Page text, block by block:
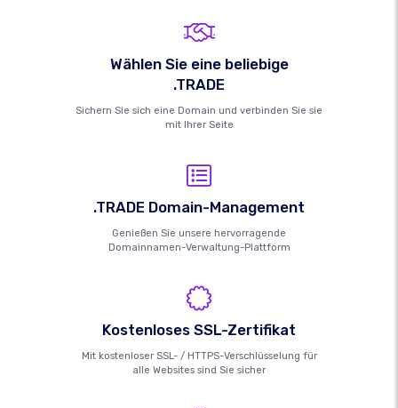
Wählen Sie eine beliebige
.TRADE
Sichern Sie sich eine Domain und verbinden Sie sie
mit Ihrer Seite
.TRADE Domain-Management
Genießen Sie unsere hervorragende
Domainnamen-Verwaltung-Plattform
Kostenloses SSL-Zertifikat
Mit kostenloser SSL- / HTTPS-Verschlüsselung für
alle Websites sind Sie sicher